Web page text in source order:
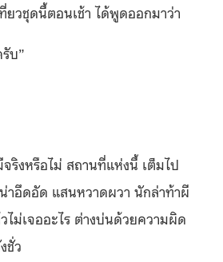
วชุดนี้ตอนเช้า ได้พูดออกมาว่า
บ”
ริงหรือไม่ สถานที่แห่งนี้ เต็มไป
าอึดอัด แสนหวาดผวา นักล่าท้าผี
ไม่เจออะไร ต่างบ่นด้วยความผิด
ชั่ว